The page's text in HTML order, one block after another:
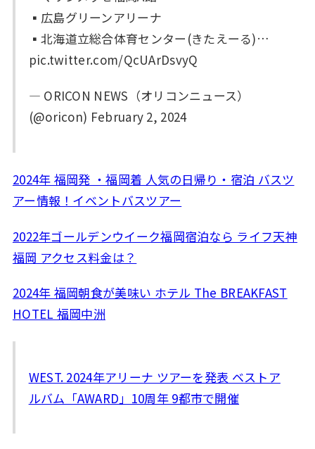
▪広島グリーンアリーナ
▪北海道立総合体育センター(きたえーる)…
pic.twitter.com/QcUArDsvyQ
— ORICON NEWS（オリコンニュース）
(@oricon) February 2, 2024
2024年 福岡発 ・福岡着 人気の日帰り・宿泊 バスツ
アー情報！イベントバスツアー
2022年ゴールデンウイーク福岡宿泊なら ライフ天神
福岡 アクセス料金は？
2024年 福岡朝食が美味い ホテル The BREAKFAST
HOTEL 福岡中洲
WEST. 2024年アリーナ ツアーを発表 ベストア
ルバム「AWARD」10周年 9都市で開催